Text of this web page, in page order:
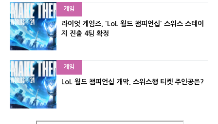
게임
라이엇 게임즈, 'LoL 월드 챔피언십' 스위스 스테이
지 진출 4팀 확정
게임
LoL 월드 챔피언십 개막, 스위스행 티켓 주인공은?